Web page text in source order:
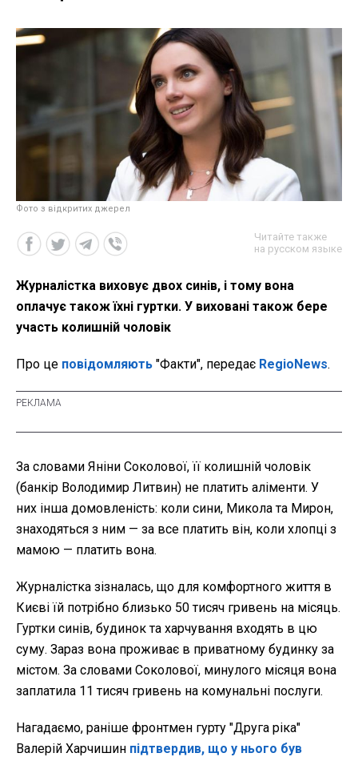
Фото з відкритих джерел
Читайте также
на русском языке
Журналістка виховує двох синів, і тому вона
оплачує також їхні гуртки. У виховані також бере
участь колишній чоловік
Про це повідомляють "Факти", передає RegioNews.
За словами Яніни Соколової, її колишній чоловік
(банкір Володимир Литвин) не платить аліменти. У
них інша домовленість: коли сини, Микола та Мирон,
знаходяться з ним — за все платить він, коли хлопці з
мамою — платить вона.
Журналістка зізналась, що для комфортного життя в
Києві їй потрібно близько 50 тисяч гривень на місяць.
Гуртки синів, будинок та харчування входять в цю
суму. Зараз вона проживає в приватному будинку за
містом. За словами Соколової, минулого місяця вона
заплатила 11 тисяч гривень на комунальні послуги.
Нагадаємо, раніше фронтмен гурту "Друга ріка"
Валерій Харчишин підтвердив, що у нього був